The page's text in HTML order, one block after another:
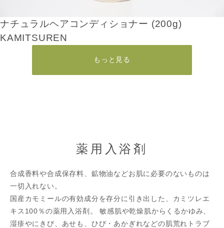
ナチュラルヘアコンディショナー (200g)
KAMITSUREN
もっと見る
薬用入浴剤
合成香料や合成保存料、鉱物油などお肌に必要のないものは
一切入れない。
国産カモミールの有効成分を存分に引き出した、カミツレエ
キス100％の薬用入浴剤。 敏感肌や乾燥肌からくるかゆみ、
湿疹やにきび、あせも、ひび・あかぎれなどの肌荒れトラブ